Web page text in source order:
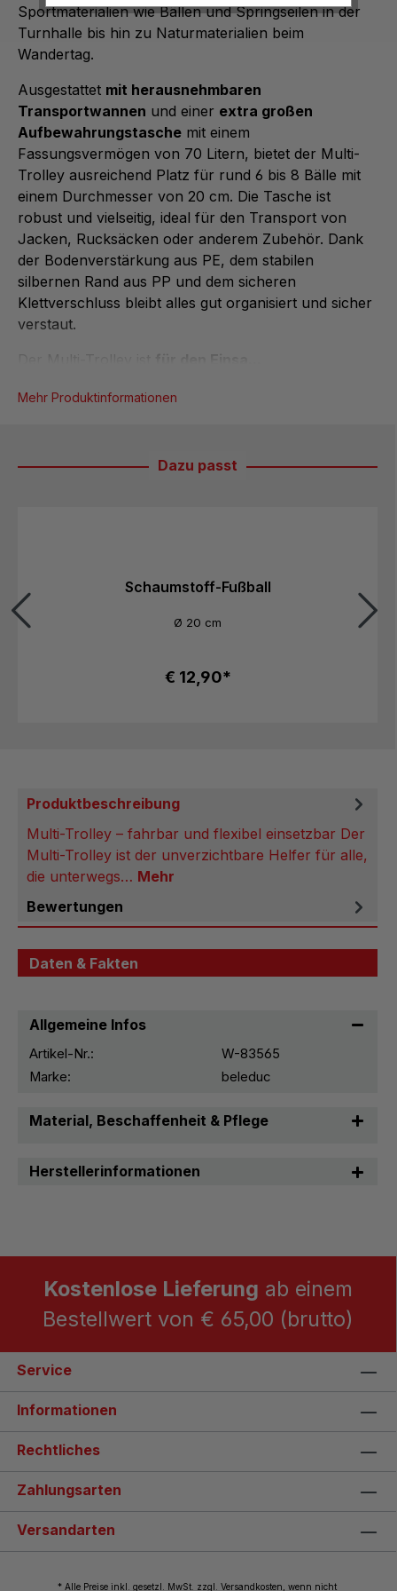
Sportmaterialien wie Bällen und Springseilen in der
Turnhalle bis hin zu Naturmaterialien beim
Wandertag.
Ausgestattet mit herausnehmbaren
Transportwannen und einer extra großen
Aufbewahrungstasche mit einem
Fassungsvermögen von 70 Litern, bietet der Multi-
Trolley ausreichend Platz für rund 6 bis 8 Bälle mit
einem Durchmesser von 20 cm. Die Tasche ist
robust und vielseitig, ideal für den Transport von
Jacken, Rucksäcken oder anderem Zubehör. Dank
der Bodenverstärkung aus PE, dem stabilen
silbernen Rand aus PP und dem sicheren
Klettverschluss bleibt alles gut organisiert und sicher
verstaut.
Mehr Produktinformationen
Dazu passt
Schaumstoff-Fußball
Ø 20 cm
€ 12,90*
Produktbeschreibung
Multi-Trolley – fahrbar und flexibel einsetzbar Der
Multi-Trolley ist der unverzichtbare Helfer für alle,
die unterwegs… Mehr
Bewertungen
Daten & Fakten
Allgemeine Infos
Artikel-Nr.:
W-83565
Marke:
beleduc
Material, Beschaffenheit & Pflege
Herstellerinformationen
Kostenlose Lieferung ab einem
Bestellwert von € 65,00 (brutto)
Service
Informationen
Rechtliches
Zahlungsarten
Versandarten
* Alle Preise inkl. gesetzl. MwSt. zzgl. Versandkosten, wenn nicht